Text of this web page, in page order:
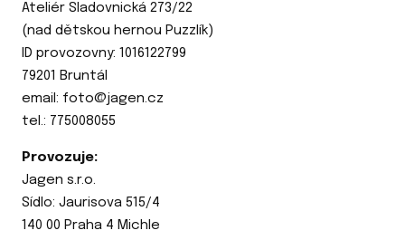
Ateliér Sladovnická 273/22
(nad dětskou hernou Puzzlík)
ID provozovny: 1016122799
79201 Bruntál
email: foto@jagen.cz
tel.: 775008055
Provozuje:
Jagen s.r.o.
Sídlo: Jaurisova 515/4
140 00 Praha 4 Michle